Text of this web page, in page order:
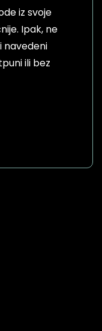
iz svoje
Ipak, ne
navedeni
ili bez